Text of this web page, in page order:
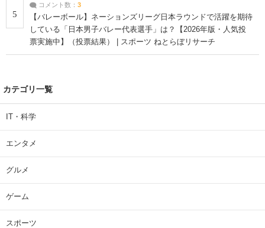
5
コメント数： 3
【バレーボール】ネーションズリーグ日本ラウンドで活躍を期待
している「日本男子バレー代表選手」は？【2026年版・人気投
票実施中】（投票結果） | スポーツ ねとらぼリサーチ
カテゴリ一覧
IT・科学
エンタメ
グルメ
ゲーム
スポーツ